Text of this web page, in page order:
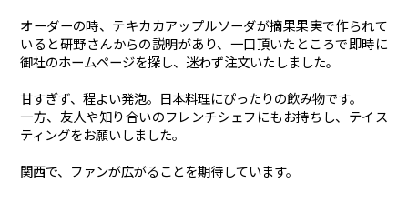
オーダーの時、テキカカアップルソーダが摘果果実で作られて
いると研野さんからの説明があり、一口頂いたところで即時に
御社のホームページを探し、迷わず注文いたしました。
甘すぎず、程よい発泡。日本料理にぴったりの飲み物です。
一方、友人や知り合いのフレンチシェフにもお持ちし、テイス
ティングをお願いしました。
関西で、ファンが広がることを期待しています。